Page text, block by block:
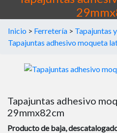
Inicio > Ferretería > Tapajuntas
Tapajuntas adhesivo moqueta
Tapajuntas adhesivo
29mmx82cm
Producto de baja,